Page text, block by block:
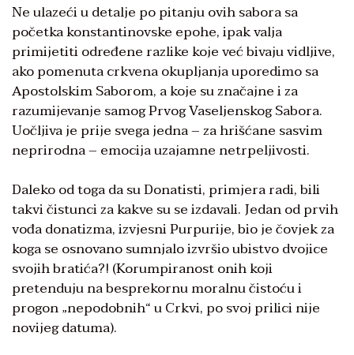
Ne ulazeći u detalje po pitanju ovih sabora sa
početka konstantinovske epohe, ipak valja
primijetiti određene razlike koje već bivaju vidljive,
ako pomenuta crkvena okupljanja uporedimo sa
Apostolskim Saborom, a koje su značajne i za
razumijevanje samog Prvog Vaseljenskog Sabora.
Uočljiva je prije svega jedna – za hrišćane sasvim
neprirodna – emocija uzajamne netrpeljivosti.
Daleko od toga da su Donatisti, primjera radi, bili
takvi čistunci za kakve su se izdavali. Jedan od prvih
vođa donatizma, izvjesni Purpurije, bio je čovjek za
koga se osnovano sumnjalo izvršio ubistvo dvojice
svojih bratića?! (Korumpiranost onih koji
pretenduju na besprekornu moralnu čistoću i
progon „nepodobnih“ u Crkvi, po svoj prilici nije
novijeg datuma).